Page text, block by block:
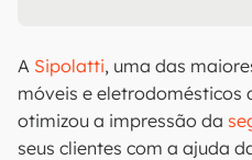
A Sipolatti, uma das
móveis e eletrodomésticos
otimizou a impressão da
seus clientes com a ajuda